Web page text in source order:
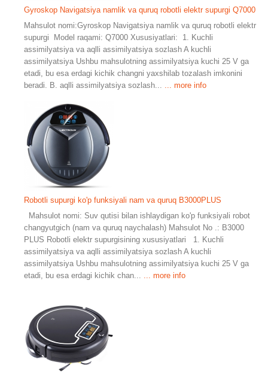
Gyroskop Navigatsiya namlik va quruq robotli elektr supurgi Q7000
Mahsulot nomi:Gyroskop Navigatsiya namlik va quruq robotli elektr
supurgi Model raqami: Q7000 Xususiyatlari: 1. Kuchli
assimilyatsiya va aqlli assimilyatsiya sozlash A kuchli
assimilyatsiya Ushbu mahsulotning assimilyatsiya kuchi 25 V ga
etadi, bu esa erdagi kichik changni yaxshilab tozalash imkonini
beradi. B. aqlli assimilyatsiya sozlash...
... more info
Robotli supurgi ko'p funksiyali nam va quruq B3000PLUS
Mahsulot nomi: Suv qutisi bilan ishlaydigan ko'p funksiyali robot
changyutgich (nam va quruq naychalash) Mahsulot No .: B3000
PLUS Robotli elektr supurgisining xususiyatlari 1. Kuchli
assimilyatsiya va aqlli assimilyatsiya sozlash A kuchli
assimilyatsiya Ushbu mahsulotning assimilyatsiya kuchi 25 V ga
etadi, bu esa erdagi kichik chan...
... more info